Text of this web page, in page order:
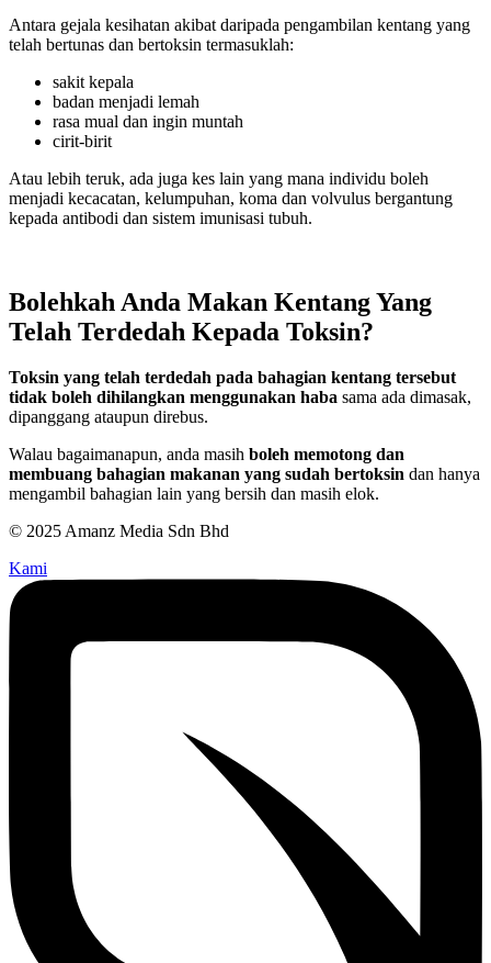
Antara gejala kesihatan akibat daripada pengambilan kentang yang
telah bertunas dan bertoksin termasuklah:
sakit kepala
badan menjadi lemah
rasa mual dan ingin muntah
cirit-birit
Atau lebih teruk, ada juga kes lain yang mana individu boleh
menjadi kecacatan, kelumpuhan, koma dan volvulus bergantung
kepada antibodi dan sistem imunisasi tubuh.
Bolehkah Anda Makan Kentang Yang
Telah Terdedah Kepada Toksin?
Toksin yang telah terdedah pada bahagian kentang tersebut
tidak boleh dihilangkan menggunakan haba sama ada dimasak,
dipanggang ataupun direbus.
Walau bagaimanapun, anda masih boleh memotong dan
membuang bahagian makanan yang sudah bertoksin dan hanya
mengambil bahagian lain yang bersih dan masih elok.
© 2025 Amanz Media Sdn Bhd
Kami